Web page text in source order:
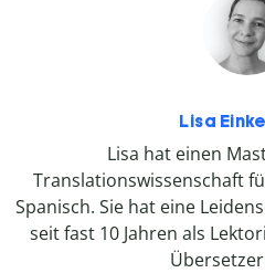
Lisa
Lisa hat einen
Translationswissenschaft
Spanisch. Sie hat eine
seit fast 10 Jahren als